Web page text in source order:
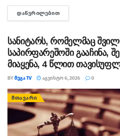
გადაწყვეტილებით, ნიკა მელიას
თავისუფლების აღკვეთა მიესაჯა,
ᲓᲐᲬᲕᲠᲘᲚᲔᲑᲘᲗ
სანიტარს, რომელმაც
საპირფარეშოში გააჩინა,
მიაყენა, 4 წლით
BYᲛᲔᲒᲐ TV ᲐᲒᲕᲘᲡᲢᲝ 6, 2026 0
ᲛᲗᲐᲕᲐᲠᲘ